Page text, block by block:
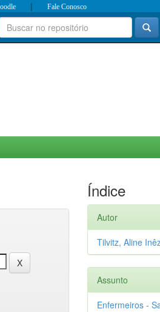
| Fale Conosco
Índice
Autor
Tilvitz, Aline
Assunto
Enfermeiros -